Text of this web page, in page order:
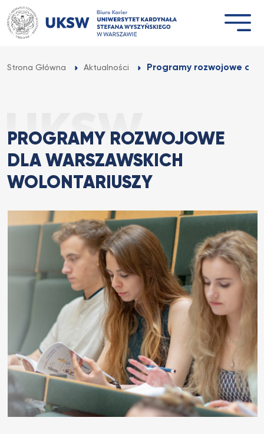
Przejdź
do
treści
Strona Główna Aktualności Programy rozwojowe dla
PROGRAMY ROZWOJOWE
DLA WARSZAWSKICH
WOLONTARIUSZY